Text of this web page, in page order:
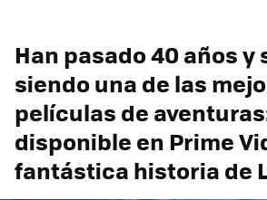
Han pasado 40 años y
siendo una de las
películas de
disponible en Prime
fantástica historia de